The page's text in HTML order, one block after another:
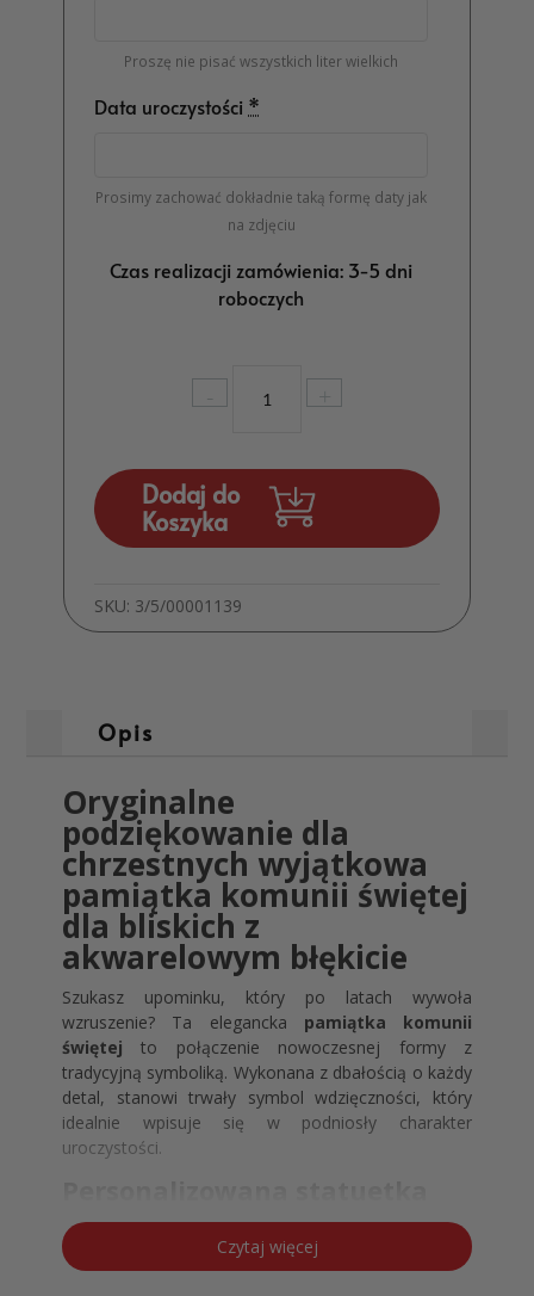
Proszę nie pisać wszystkich liter wielkich
Data uroczystości *
Prosimy zachować dokładnie taką formę daty jak
na zdjęciu
Czas realizacji zamówienia: 3-5 dni
roboczych
-
Oryginalne
Chrzestnych
Komunia
Niebieskie
MD1775
+
Dodaj do
Koszyka
SKU: 3/5/00001139
Opis
Oryginalne
podziękowanie dla
chrzestnych wyjątkowa
pamiątka komunii świętej
dla bliskich z
akwarelowym błękicie
Szukasz upominku, który po latach wywoła
wzruszenie? Ta elegancka pamiątka komunii
świętej to połączenie nowoczesnej formy z
tradycyjną symboliką. Wykonana z dbałością o każdy
detal, stanowi trwały symbol wdzięczności, który
idealnie wpisuje się w podniosły charakter
uroczystości.
akrylowa na komunię –
niebieska kolekcja komunijna
Czytaj więcej